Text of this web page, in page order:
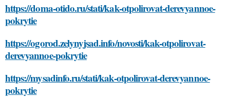
https://doma-otido.ru/stati/kak-otpolirovat-derevyannoe-
pokrytie
https://ogorod.zelynyjsad.info/novosti/kak-otpolirovat-
derevyannoe-pokrytie
https://mysadinfo.ru/stati/kak-otpolirovat-derevyannoe-
pokrytie